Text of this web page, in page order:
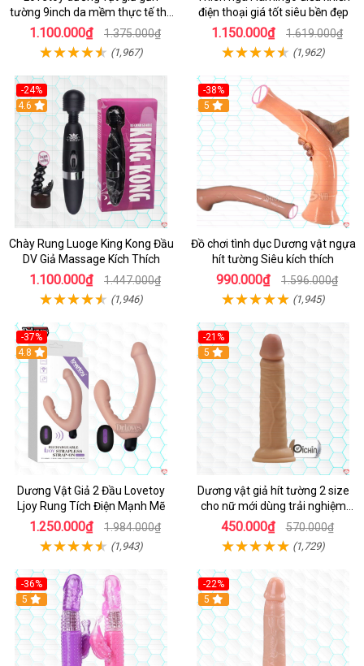
tường 9inch da mềm thực tế thú
vị
1.100.000₫ 1.375.000₫
(1,967)
điện thoại giá tốt siêu bền đẹp
1.150.000₫ 1.619.000₫
(1,962)
-24%
4.6
Chày Rung Luoge King Kong Đầu
DV Giả Massage Kích Thích
1.100.000₫ 1.447.000₫
(1,946)
-38%
Hot
5
Đồ chơi tình dục Dương vật ngựa
hít tường Siêu kích thích
990.000₫ 1.596.000₫
(1,945)
-37%
Hot
4.8
Dương Vật Giả 2 Đầu Lovetoy
Ljoy Rung Tích Điện Mạnh Mẽ
1.250.000₫ 1.984.000₫
(1,943)
-21%
Hot
5
Dương vật giả hít tường 2 size
cho nữ mới dùng trải nghiệm
thật
450.000₫ 570.000₫
(1,729)
-36%
Hot
5
-22%
Hot
5